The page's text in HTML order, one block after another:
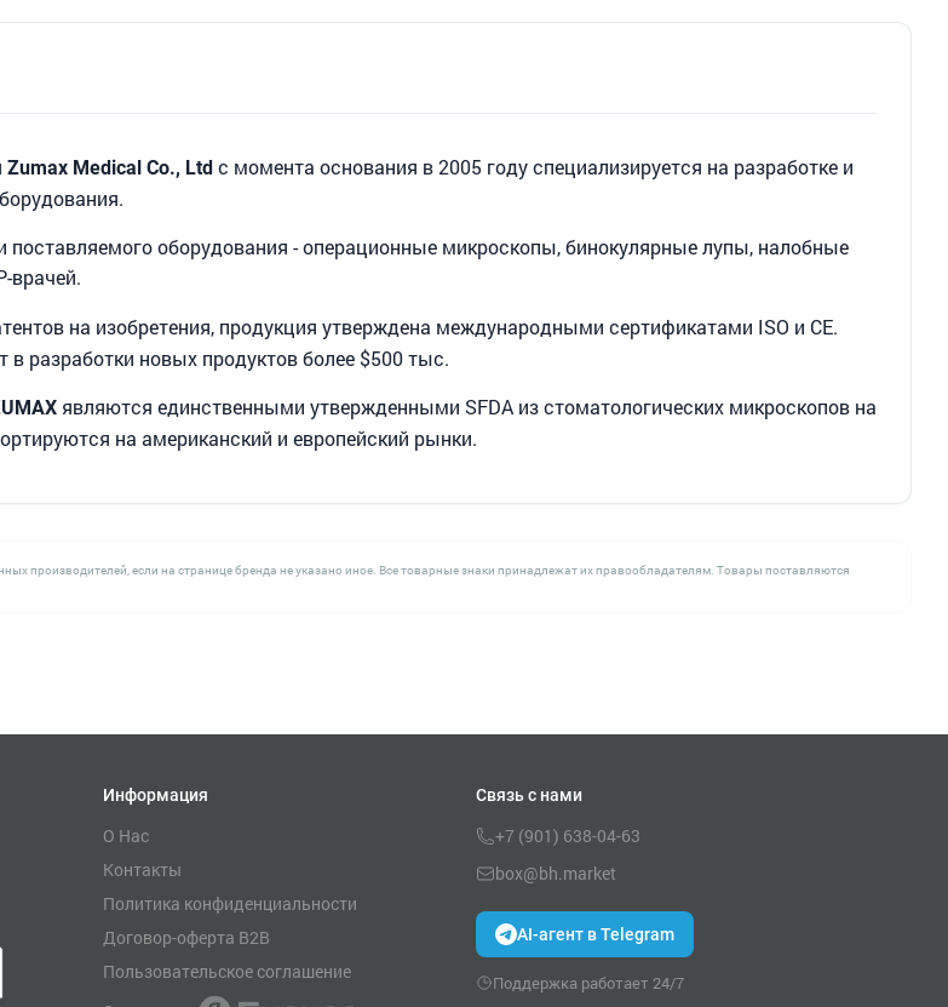
Zumax Medical Co., Ltd с момента основания в 2005 году специализируется на разработке и
поставляемого оборудования - операционные микроскопы, бинокулярные лупы, налобные
врачей.
на изобретения, продукция утверждена международными сертификатами ISO и CE.
разработки новых продуктов более $500 тыс.
являются единственными утвержденными SFDA из стоматологических микроскопов на
на американский и европейский рынки.
производителей, если на странице бренда не указано иное. Все товарные знаки принадлежат их правообладателям. Товары поставляются
Информация
О Нас
Контакты
Политика конфиденциальности
Договор-оферта B2B
Пользовательское соглашение
Связь с нами
+7 (901) 638-04-63
box@bh.market
AI-агент в Telegram
Поддержка работает 24/7